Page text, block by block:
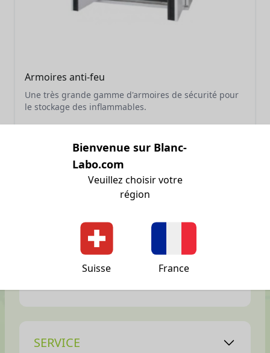
Bienvenue sur Blanc-
Labo.com
Veuillez choisir votre
région
Suisse France
Armoires anti-feu
Une très grande gamme d'armoires de sécurité pour
le stockage des inflammables.
SERVICE